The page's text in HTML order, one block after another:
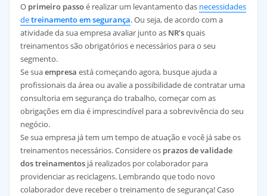
O primeiro passoé realizar um levantamento das necessidades
detreinamento em segurança. Ou seja, de acordo com a
atividade da sua empresa avaliar junto as NR’squais
treinamentos são obrigatórios e necessários para o seu
segmento.
Se suaempresa está começando agora, busque ajuda a
profissionais da área ou avalie a possibilidade de contratar uma
consultoria em segurança do trabalho, começar com as
obrigações em dia é imprescindível para a sobrevivência do seu
negócio.
Se sua empresa já tem um tempo de atuação e você já sabe os
treinamentos necessários. Considere os prazos de validade
dos treinamentosjá realizados por colaborador para
providenciar as reciclagens. Lembrando que todo novo
colaborador deve receber o treinamento de segurança! Caso